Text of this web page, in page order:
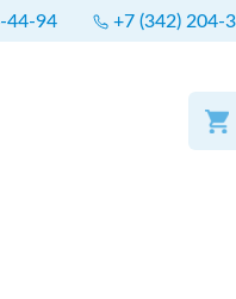
44-94 +7 (342) 204-